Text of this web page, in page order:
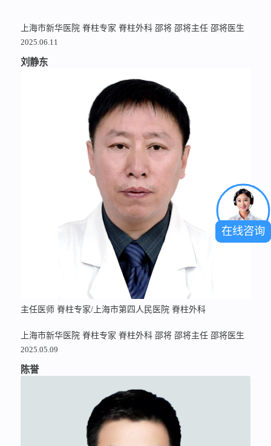
上海市新华医院 脊柱专家 脊柱外科 邵将 邵将主任 邵将医生
2025.06.11
刘静东
主任医师 脊柱专家/上海市第四人民医院 脊柱外科
上海市新华医院 脊柱专家 脊柱外科 邵将 邵将主任 邵将医生
2025.05.09
陈誉
在线咨询